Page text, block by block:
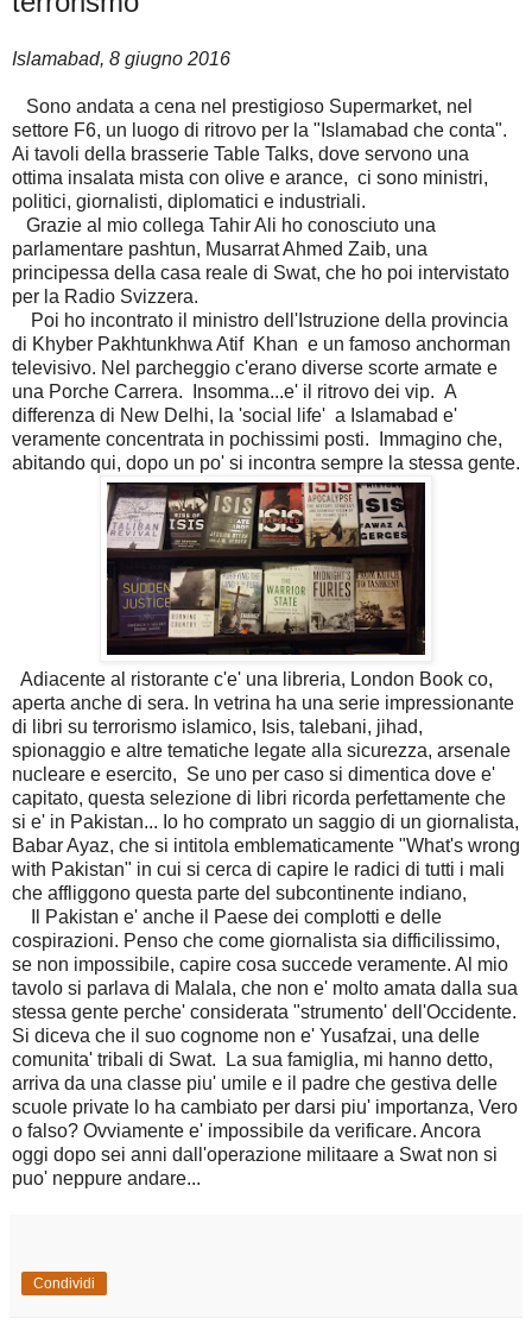
Islamabad, 8 giugno 2016
Sono andata a cena nel prestigioso Supermarket, nel
settore F6, un luogo di ritrovo per la "Islamabad che conta".
Ai tavoli della brasserie Table Talks, dove servono una
ottima insalata mista con olive e arance, ci sono ministri,
politici, giornalisti, diplomatici e industriali.
Grazie al mio collega Tahir Ali ho conosciuto una
parlamentare pashtun, Musarrat Ahmed Zaib, una
principessa della casa reale di Swat, che ho poi intervistato
per la Radio Svizzera.
Poi ho incontrato il ministro dell'Istruzione della provincia
di Khyber Pakhtunkhwa Atif Khan e un famoso anchorman
televisivo. Nel parcheggio c'erano diverse scorte armate e
una Porche Carrera. Insomma...e' il ritrovo dei vip. A
differenza di New Delhi, la 'social life' a Islamabad e'
veramente concentrata in pochissimi posti. Immagino che,
abitando qui, dopo un po' si incontra sempre la stessa gente.
Adiacente al ristorante c'e' una libreria, London Book co,
aperta anche di sera. In vetrina ha una serie impressionante
di libri su terrorismo islamico, Isis, talebani, jihad,
spionaggio e altre tematiche legate alla sicurezza, arsenale
nucleare e esercito, Se uno per caso si dimentica dove e'
capitato, questa selezione di libri ricorda perfettamente che
si e' in Pakistan... Io ho comprato un saggio di un giornalista,
Babar Ayaz, che si intitola emblematicamente "What's wrong
with Pakistan" in cui si cerca di capire le radici di tutti i mali
che affliggono questa parte del subcontinente indiano,
Il Pakistan e' anche il Paese dei complotti e delle
cospirazioni. Penso che come giornalista sia difficilissimo,
se non impossibile, capire cosa succede veramente. Al mio
tavolo si parlava di Malala, che non e' molto amata dalla sua
stessa gente perche' considerata "strumento' dell'Occidente.
Si diceva che il suo cognome non e' Yusafzai, una delle
comunita' tribali di Swat. La sua famiglia, mi hanno detto,
arriva da una classe piu' umile e il padre che gestiva delle
scuole private lo ha cambiato per darsi piu' importanza, Vero
o falso? Ovviamente e' impossibile da verificare. Ancora
oggi dopo sei anni dall'operazione militaare a Swat non si
puo' neppure andare...
Condividi